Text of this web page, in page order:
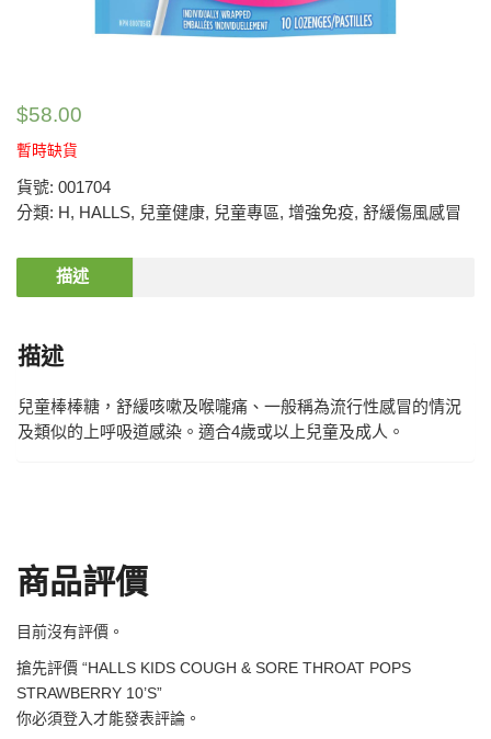
$58.00
暫時缺貨
貨號: 001704
分類: H, HALLS, 兒童健康, 兒童專區, 增強免疫, 舒緩傷風感冒
描述
描述
兒童棒棒糖，舒緩咳嗽及喉嚨痛、一般稱為流行性感冒的情況
及類似的上呼吸道感染。適合4歲或以上兒童及成人。
商品評價
目前沒有評價。
搶先評價 “HALLS KIDS COUGH & SORE THROAT POPS
STRAWBERRY 10’S”
你必須登入 才能發表評論。